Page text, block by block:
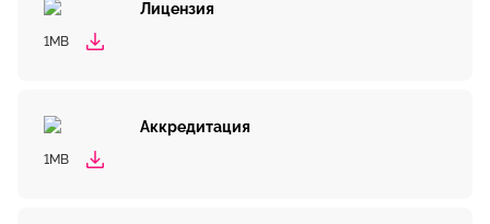
Лицензия
1MB
Аккредитация
1MB